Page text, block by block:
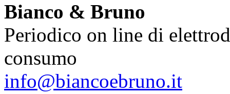
Bianco & Bruno
Periodico on line di
consumo
info@biancoebruno.it